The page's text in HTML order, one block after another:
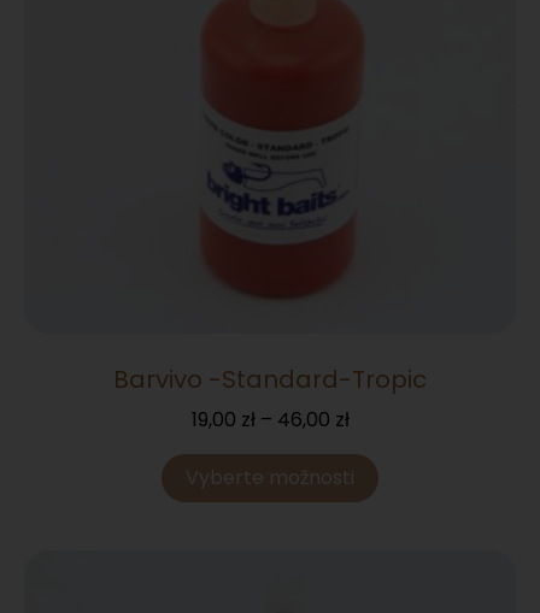
Barvivo -Standard-Tropic
19,00 zł – 46,00 zł
Vyberte možnosti